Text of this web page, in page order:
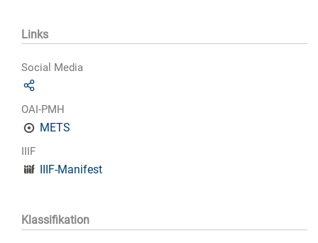
Links
Social Media
OAI-PMH
METS
IIIF
IIIF-Manifest
Klassifikation